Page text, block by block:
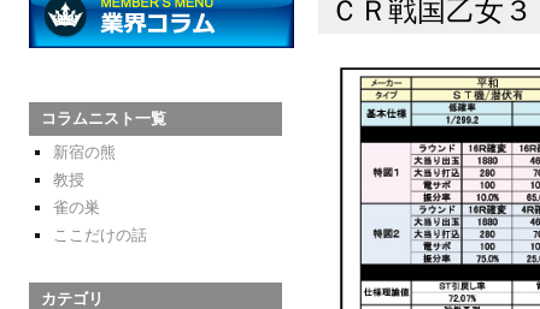
コラムニスト一覧
新宿の熊
教授
雀の巣
ここだけの話
カテゴリ
ＣＲ戦国乙女